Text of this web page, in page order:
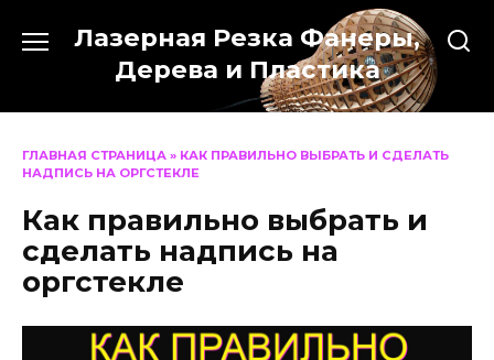
содержанию
Лазерная Резка Фанеры,
Дерева и Пластика
ГЛАВНАЯ СТРАНИЦА » КАК ПРАВИЛЬНО ВЫБРАТЬ И СДЕЛАТЬ
НАДПИСЬ НА ОРГСТЕКЛЕ
Как правильно выбрать и
сделать надпись на
оргстекле